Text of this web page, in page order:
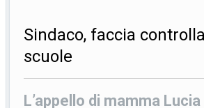
Sindaco, faccia
scuole
L’appello di mamma Lucia